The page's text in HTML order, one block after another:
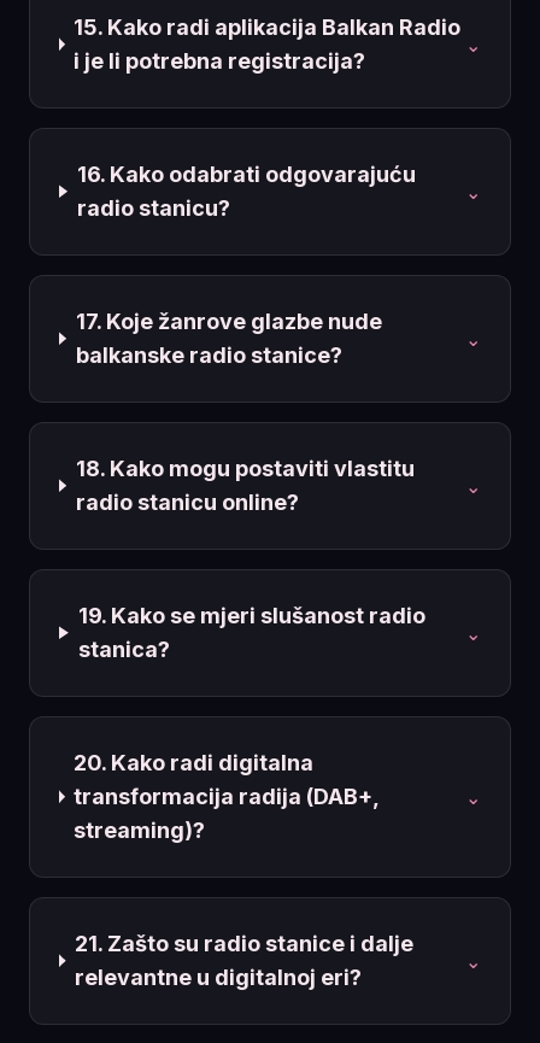
15. Kako radi aplikacija Balkan Radio
i je li potrebna registracija?
⌄
16. Kako odabrati odgovarajuću
radio stanicu?
⌄
17. Koje žanrove glazbe nude
balkanske radio stanice?
⌄
18. Kako mogu postaviti vlastitu
radio stanicu online?
⌄
19. Kako se mjeri slušanost radio
stanica?
⌄
20. Kako radi digitalna
transformacija radija (DAB+,
streaming)?
⌄
21. Zašto su radio stanice i dalje
relevantne u digitalnoj eri?
⌄